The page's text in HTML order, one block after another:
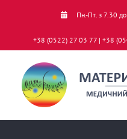
Пн.-Пт. з 7.30
+38 (0522) 27 03 77 | +38